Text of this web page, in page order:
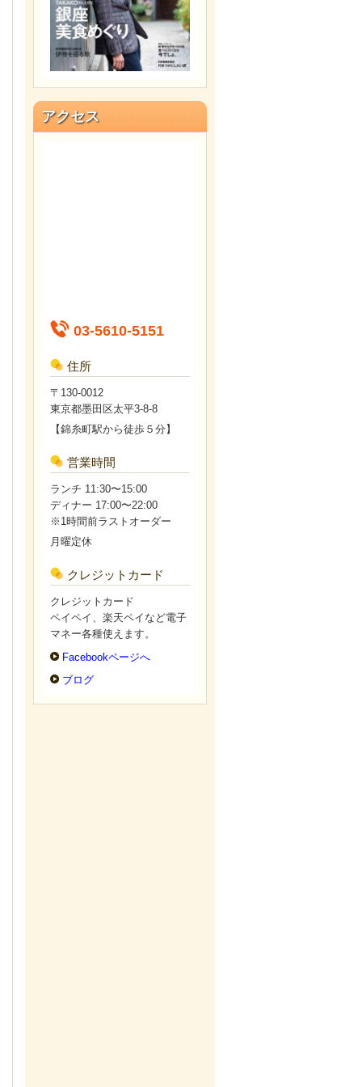
アクセス
03-5610-5151
住所
〒130-0012
東京都墨田区太平3-8-8
【錦糸町駅から徒歩５分】
営業時間
ランチ 11:30〜15:00
ディナー 17:00〜22:00
※1時間前ラストオーダー
月曜定休
クレジットカード
クレジットカード
ペイペイ、楽天ペイなど電子
マネー各種使えます。
Facebookページへ
ブログ